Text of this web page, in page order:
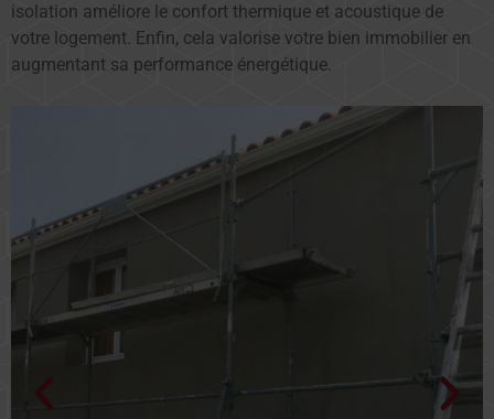
isolation améliore le confort thermique et acoustique de
votre logement. Enfin, cela valorise votre bien immobilier en
augmentant sa performance énergétique.